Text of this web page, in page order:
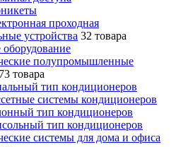
проходная
устройства 32 товара
полупромышленные
73 товара
тип кондиционеров
системы кондиционеров
тип кондиционеров
тип кондиционеров
системы для дома и офиса